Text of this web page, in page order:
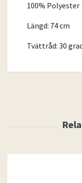
100% Polyester
Längd: 74 cm
Tvättråd: 30